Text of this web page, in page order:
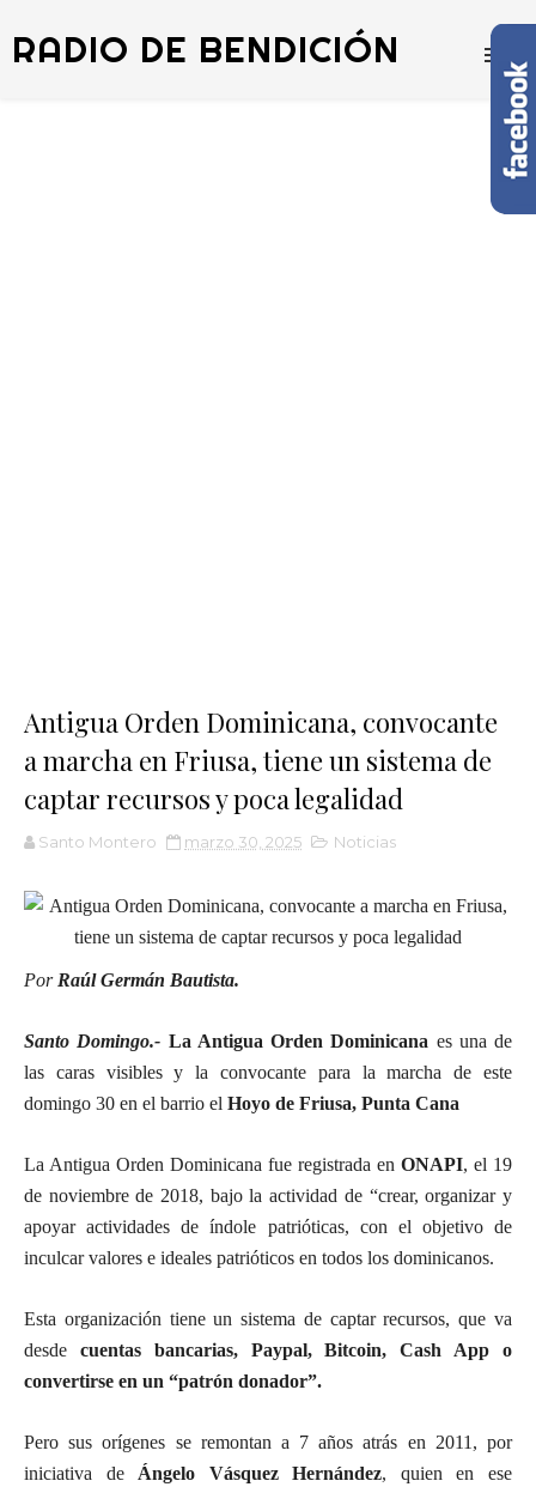
RADIO DE BENDICIÓN
Antigua Orden Dominicana, convocante
a marcha en Friusa, tiene un sistema de
captar recursos y poca legalidad
Santo Montero marzo 30, 2025 Noticias
PorRaúl Germán Bautista.
Santo Domingo.- La Antigua Orden Dominicana es una de
las caras visibles y la convocante para la marcha de este
domingo 30 en el barrio el Hoyo de Friusa, Punta Cana
La Antigua Orden Dominicana fue registrada en ONAPI, el 19
de noviembre de 2018, bajo la actividad de “crear, organizar y
apoyar actividades de índole patrióticas, con el objetivo de
inculcar valores e ideales patrióticos en todos los dominicanos.
Esta organización tiene un sistema de captar recursos, que va
desde cuentas bancarias, Paypal, Bitcoin, Cash App o
convertirse en un “patrón donador”.
Pero sus orígenes se remontan a 7 años atrás en 2011, por
iniciativa de Ángelo Vásquez Hernández, quien en ese